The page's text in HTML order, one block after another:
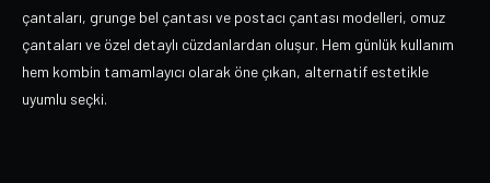
çantaları, grunge bel çantası ve postacı çantası modelleri, omuz
çantaları ve özel detaylı cüzdanlardan oluşur. Hem günlük kullanım
hem kombin tamamlayıcı olarak öne çıkan, alternatif estetikle
uyumlu seçki.